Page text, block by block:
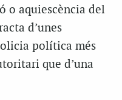
o aquiescència del
d’unes
política més
que d’una